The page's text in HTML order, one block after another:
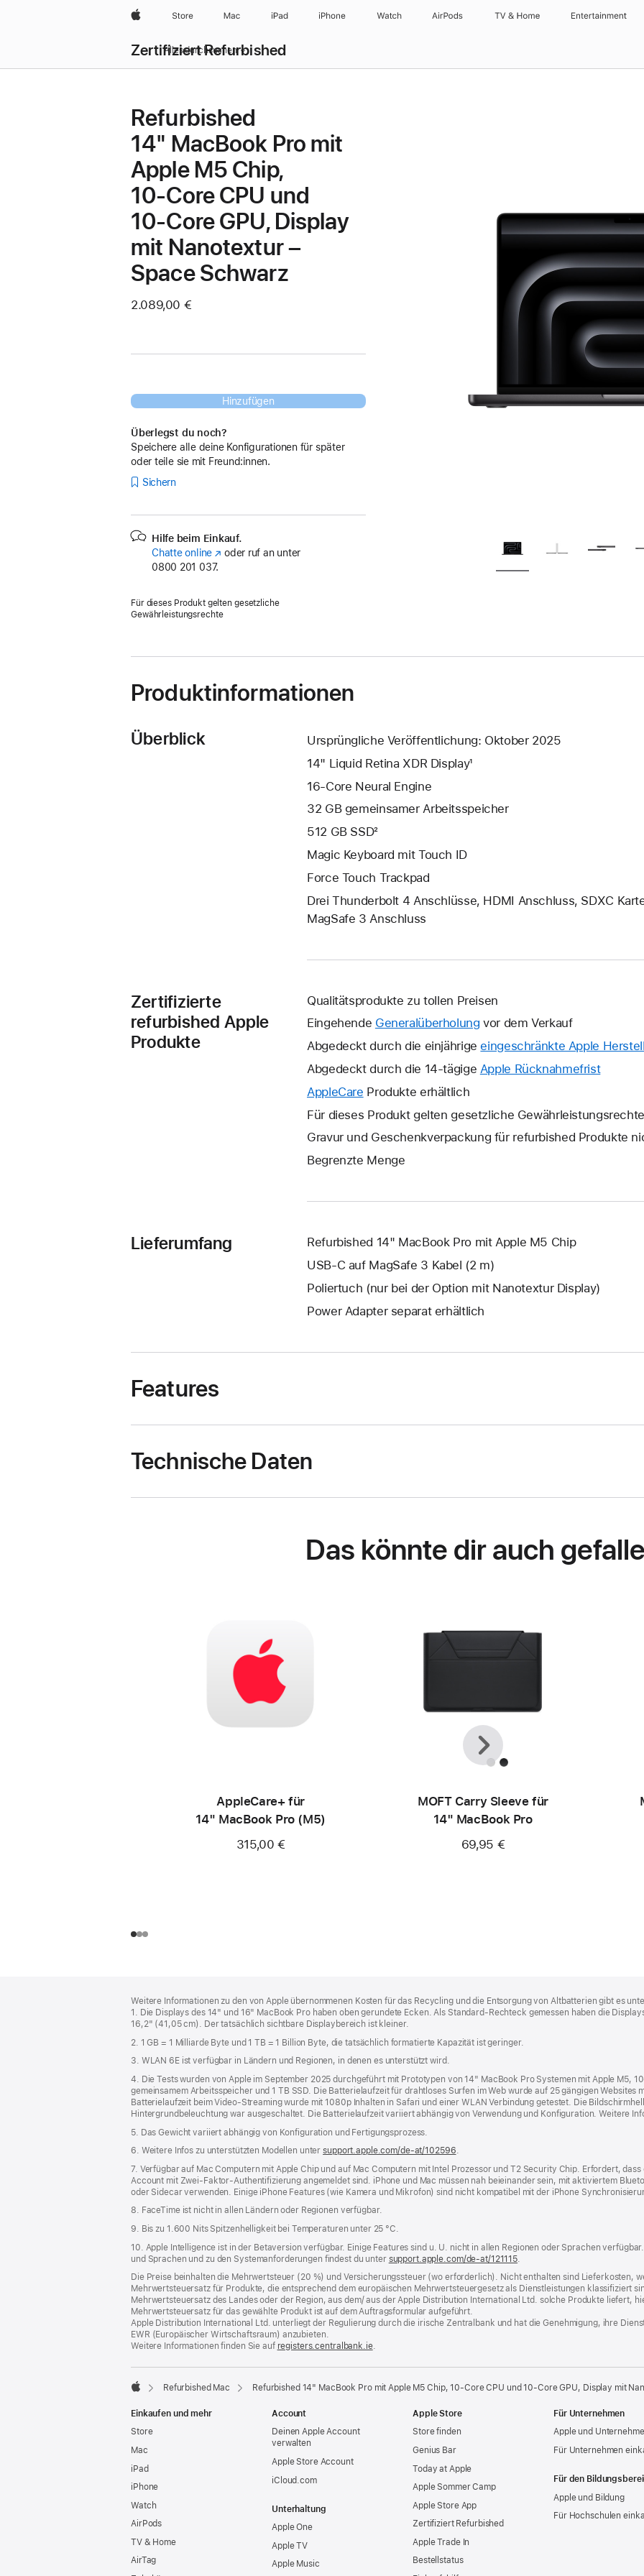
Apple Store Mac iPad iPhone Watch AirPods TV & Home Entertainment
Zertifiziert Refurbished
Alles durchsuchen
Refurbished
14" MacBook Pro mit
Apple M5 Chip,
10‑Core CPU und
10‑Core GPU, Display
mit Nanotextur –
Space Schwarz
2.089,00 €
Hinzufügen
Überlegst du noch?
Speichere alle deine Konfigurationen für später
oder teile sie mit Freund:innen.
Sichern
Hilfe beim Einkauf.
Chatte online (Öffnet
ein
oder ruf an unter
0800 201 037.
Für dieses Produkt gelten gesetzliche
Gewährleistungsrechte
Produktinformationen
Überblick
Ursprüngliche Veröffentlichung: Oktober 2025
14" Liquid Retina XDR Display¹
16-Core Neural Engine
32 GB gemeinsamer Arbeits­speicher
512 GB SSD²
Magic Keyboard mit Touch ID
Force Touch Trackpad
Drei Thunderbolt 4 Anschlüsse, HDMI Anschluss, SDXC
MagSafe 3 Anschluss
Zertifizierte
refurbished Apple
Produkte
Qualitätsprodukte zu tollen Preisen
Eingehende Generalüberholung vor dem Verkauf
Abgedeckt durch die einjährige eingeschränkte Apple
Abgedeckt durch die 14-tägige Apple RücknahmefristEin
wird
AppleCare Ein
neues
wird
geöffnet.
Produkte erhältlich
Für dieses Produkt gelten gesetzliche Gewährleistungsrechte
Gravur und Geschenkverpackung für refurbished Produkte
Begrenzte Menge
Lieferumfang
Refurbished 14" MacBook Pro mit Apple M5 Chip
USB‑C auf MagSafe 3 Kabel (2 m)
Poliertuch (nur bei der Option mit Nanotextur Display)
Power Adapter separat erhältlich
Features
Technische Daten
Das könnte dir auch
AppleCare+ für
14" MacBook Pro (M5)
315,00 €
MOFT Carry Sleeve für
14" MacBook Pro
69,95 €
Zurück
Weiter
Weitere Informationen zu den von Apple übernommenen Kosten für das Recycling und die Entsorgung von Altbatterien gibt es
1. Die Displays des 14" und 16" MacBook Pro haben oben gerundete Ecken. Als Standard-Rechteck gemessen haben die
16,2" (41,05 cm). Der tatsächlich sichtbare Displaybereich ist kleiner.
2. 1 GB = 1 Milliarde Byte und 1 TB = 1 Billion Byte, die tatsächlich formatierte Kapazität ist geringer.
3. WLAN 6E ist verfügbar in Ländern und Regionen, in denen es unterstützt wird.
4. Die Tests wurden von Apple im September 2025 durchgeführt mit Prototypen von 14" MacBook Pro Systemen mit Apple M5,
gemeinsamem Arbeitsspeicher und 1 TB SSD. Die Batterielaufzeit für drahtloses Surfen im Web wurde auf 25 gängigen Websites
Batterielaufzeit beim Video-Streaming wurde mit 1080p Inhalten in Safari und einer WLAN Verbindung getestet. Die
Hintergrund­beleuchtung war ausgeschaltet. Die Batterielaufzeit variiert abhängig von Verwendung und Konfiguration. Weitere
5. Das Gewicht variiert abhängig von Konfiguration und Fertigungsprozess.
6. Weitere Infos zu unterstützten Modellen untersupport.apple.com/de-at/102596.
7. Verfügbar auf Mac Computern mit Apple Chip und auf Mac Computern mit Intel Prozessor und T2 Security Chip. Erfordert,
Account mit Zwei-Faktor-Authentifizierung angemeldet sind. iPhone und Mac müssen nah beieinander sein, mit aktiviertem
oder Sidecar verwenden. Einige iPhone Features (wie Kamera und Mikrofon) sind nicht kompatibel mit der iPhone
8. FaceTime ist nicht in allen Ländern oder Regionen verfügbar.
9. Bis zu 1.600 Nits Spitzenhelligkeit bei Temperaturen unter 25 °C.
10. Apple Intelligence ist in der Betaversion verfügbar. Einige Features sind u. U. nicht in allen Regionen oder Sprachen
und Sprachen und zu den System­anforderungen findest du unter support.apple.com/de-at/121115
Die Preise beinhalten die Mehrwertsteuer (20 %) und Versicherungssteuer (wo erforderlich). Nicht enthalten sind Lieferkosten,
Mehrwertsteuersatz für Produkte, die entsprechend dem europäischen Mehrwertsteuergesetz als Dienstleistungen klassifiziert
Mehrwertsteuersatz des Landes oder der Region, aus dem/ aus der Apple Distribution International Ltd. solche Produkte liefert,
Mehrwertsteuersatz für das gewählte Produkt ist auf dem Auftragsformular aufgeführt.
Apple Distribution International Ltd. unterliegt der Regulierung durch die irische Zentralbank und hat die Genehmigung, ihre
EWR (Europäischer Wirtschaftsraum) anzubieten.
Weitere Informationen finden Sie auf registers.centralbank.ie(Öffnet
neues
.
Refurbished Mac Refurbished 14" MacBook Pro mit Apple M5 Chip, 10‑Core CPU und 10‑Core GPU, Display mit
Einkaufen und mehr
Store
Mac
iPad
iPhone
Watch
AirPods
TV & Home
AirTag
Account
Deinen Apple Account
verwalten
Apple Store Account
iCloud.com
Unterhaltung
Apple One
Apple TV
Apple Music
Apple Store
Store finden
Genius Bar
Today at Apple
Apple Sommer Camp
Apple Store App
Zertifiziert Refurbished
Apple Trade In
Bestellstatus
Für Unternehmen
Apple und
Für Unternehmen
Für den
Apple und Bildung
Für Hochschulen